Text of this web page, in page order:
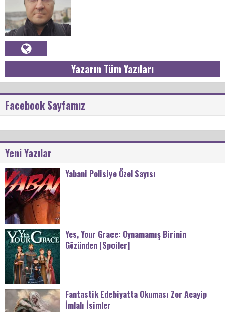
Yazarın Tüm Yazıları
Facebook Sayfamız
Yeni Yazılar
Yabani Polisiye Özel Sayısı
Yes, Your Grace: Oynamamış Birinin
Gözünden [Spoiler]
Fantastik Edebiyatta Okuması Zor Acayip
İmlalı İsimler